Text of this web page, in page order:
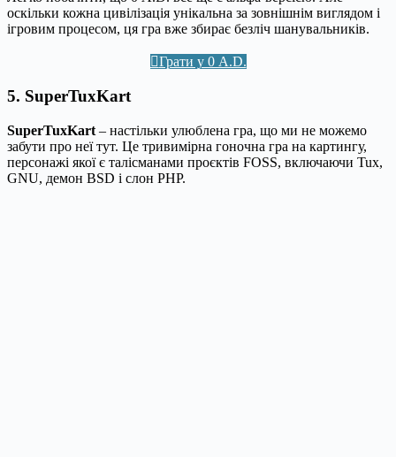
оскільки кожна цивілізація унікальна за зовнішнім виглядом і
ігровим процесом, ця гра вже збирає безліч шанувальників.
Грати у 0 A.D.
5. SuperTuxKart
SuperTuxKart – настільки улюблена гра, що ми не можемо
забути про неї тут. Це тривимірна гоночна гра на картингу,
персонажі якої є талісманами проєктів FOSS, включаючи Tux,
GNU, демон BSD і слон PHP.